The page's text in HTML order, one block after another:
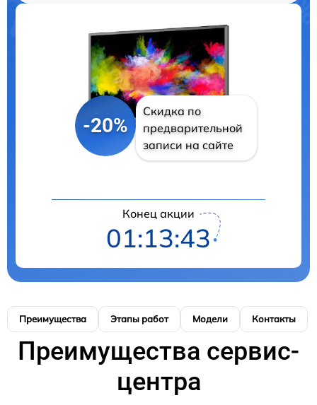
-20%
Скидка по
предварительной
записи на сайте
Конец акции
01:13:42
Преимущества Этапы работ Модели Контакты
Преимущества сервис-
центра